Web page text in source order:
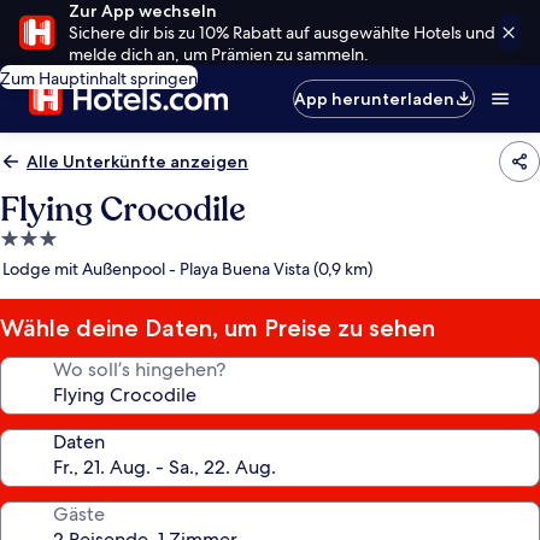
Zur App wechseln
Sichere dir bis zu 10% Rabatt auf ausgewählte Hotels und
melde dich an, um Prämien zu sammeln.
Zum Hauptinhalt springen
App herunterladen
Alle Unterkünfte anzeigen
Flying Crocodile
3.0-
Sterne-
Lodge mit Außenpool - Playa Buena Vista (0,9 km)
Wähle deine Daten, um Preise zu sehen
Wo soll’s hingehen?
Daten
Gäste